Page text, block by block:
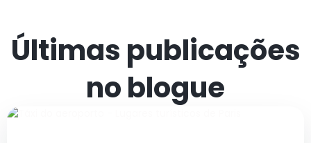
Últimas publicações
no blogue